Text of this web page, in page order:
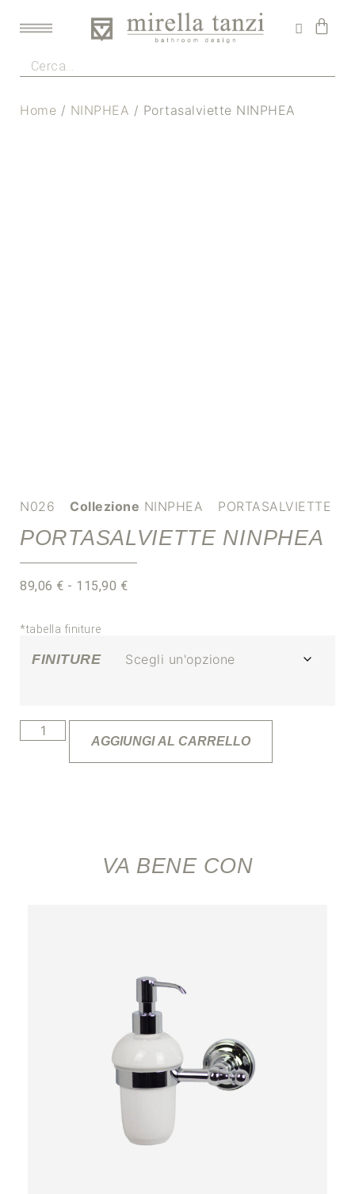
Home / NINPHEA / Portasalviette NINPHEA
N026 Collezione NINPHEA PORTASALVIETTE
PORTASALVIETTE NINPHEA
89,06 € - 115,90 €
*tabella finiture
FINITURE
AGGIUNGI AL CARRELLO
VA BENE CON